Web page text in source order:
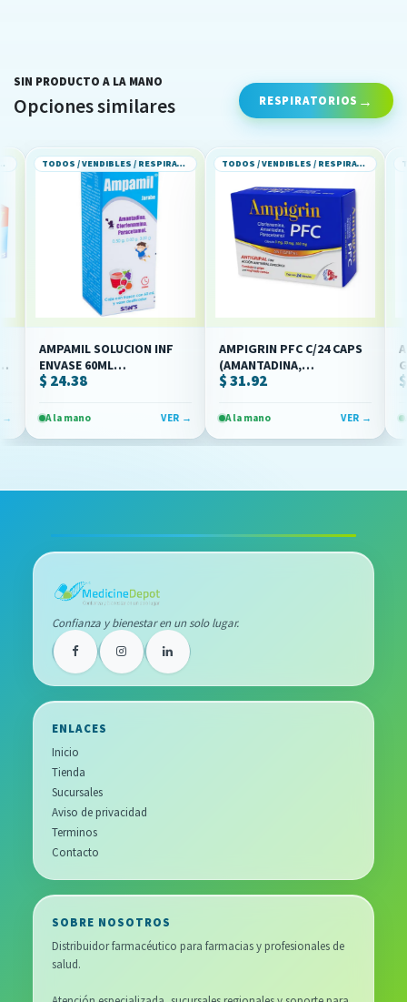
SIN PRODUCTO A LA MANO
Opciones similares RESPIRATORIOS
PARACETAMOL)
TODOS / VENDIBLES / RESPIRATORIOS
AMPAMIL SOLUCION INF
ENVASE 60ML
(AMANTADINA/CLORFENAMINA/PARACETAMOL)
$ 24.38
A la mano VER →
TODOS / VENDIBLES / RESPIRATORIOS
AMPIGRIN PFC C/24 CAPS
(AMANTADINA,
CLORFENAMINA,
$ 31.92
A la mano VER →
$
A la
Confianza y bienestar en un solo lugar.
ENLACES
Inicio
Tienda
Sucursales
Aviso de privacidad
Terminos
Contacto
SOBRE NOSOTROS
Distribuidor farmacéutico para farmacias y profesionales de
salud.